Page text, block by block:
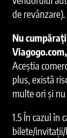
de revânzare).
Nu
Aceștia
plus, există
multe ori și
1.5 În cazul în
bilete/